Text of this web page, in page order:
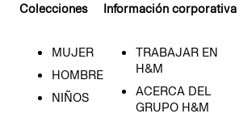
Colecciones
MUJER
HOMBRE
NIÑOS
Información corporativa
TRABAJAR EN
H&M
ACERCA DEL
GRUPO H&M